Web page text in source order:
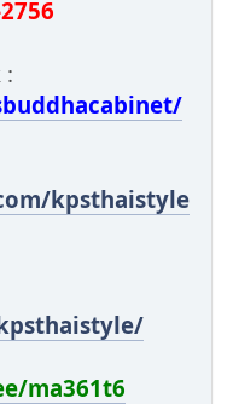
:
kpsthaistyle
ma361t6